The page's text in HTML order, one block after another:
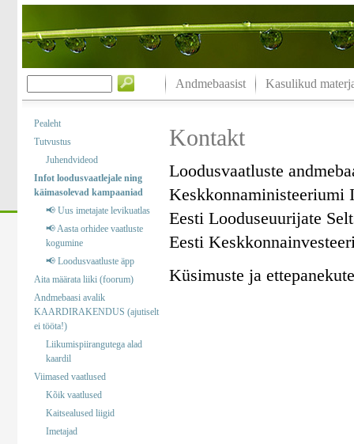
Andmebaasist Kasulikud
Pealeht
Tutvustus
Juhendvideod
Infot loodusvaatlejale ning
käimasolevad kampaaniad
📢 Uus imetajate levikuatlas
📢 Aasta orhidee vaatluste
kogumine
📢 Loodusvaatluste äpp
Aita määrata liiki (foorum)
Andmebaasi avalik
KAARDIRAKENDUS (ajutiselt
ei tööta!)
Liikumispiirangutega alad
kaardil
Viimased vaatlused
Kõik vaatlused
Kaitsealused liigid
Imetajad
Kontakt
Loodusvaatluste
Keskkonnaministeeriumi
Eesti Looduseuurijate
Eesti
Küsimuste ja